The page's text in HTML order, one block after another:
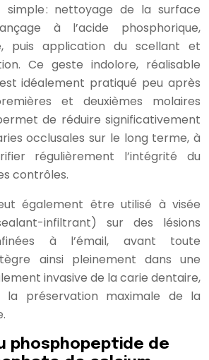
: nettoyage de la surface
à l’acide phosphorique,
puis application du scellant et
Ce geste indolore, réalisable
idéalement pratiqué peu après
et deuxièmes molaires
de réduire significativement
occlusales sur le long terme, à
régulièrement l’intégrité du
contrôles.
également être utilisé à visée
infiltrant) sur des lésions
à l’émail, avant toute
ainsi pleinement dans une
invasive de la carie dentaire,
la préservation maximale de la
phosphopeptide de